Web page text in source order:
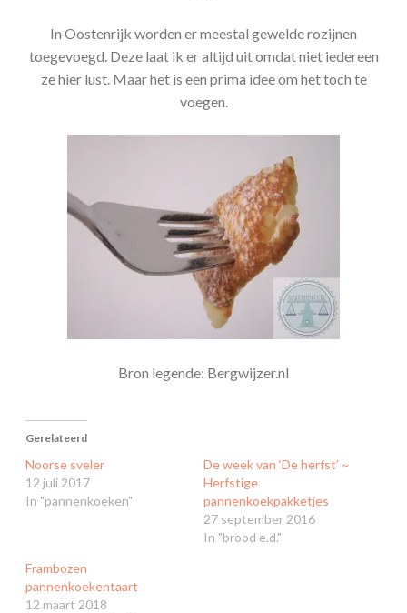
In Oostenrijk worden er meestal gewelde rozijnen
toegevoegd. Deze laat ik er altijd uit omdat niet iedereen
ze hier lust. Maar het is een prima idee om het toch te
voegen.
Bron legende: Bergwijzer.nl
Gerelateerd
Noorse sveler
12 juli 2017
In "pannenkoeken"
De week van ‘De herfst’ ~
Herfstige
pannenkoekpakketjes
27 september 2016
In "brood e.d."
Frambozen
pannenkoekentaart
12 maart 2018